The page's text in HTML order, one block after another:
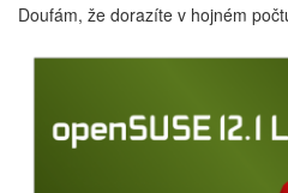
Doufám, že dorazíte v hojném